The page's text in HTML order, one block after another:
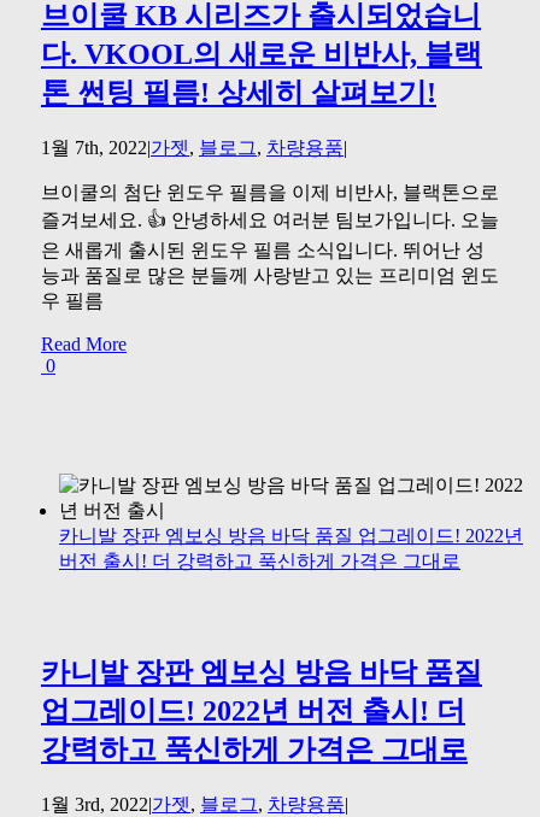
브이쿨 KB 시리즈가 출시되었습니
다. VKOOL의 새로운 비반사, 블랙
톤 썬팅 필름! 상세히 살펴보기!
1월 7th, 2022|가젯, 블로그, 차량용품|
브이쿨의 첨단 윈도우 필름을 이제 비반사, 블랙톤으로
즐겨보세요. 👍 안녕하세요 여러분 팀보가입니다. 오늘
은 새롭게 출시된 윈도우 필름 소식입니다. 뛰어난 성
능과 품질로 많은 분들께 사랑받고 있는 프리미엄 윈도
우 필름
Read More
0
카니발 장판 엠보싱 방음 바닥 품질 업그레이드! 2022년
버전 출시! 더 강력하고 푹신하게 가격은 그대로
카니발 장판 엠보싱 방음 바닥 품질
업그레이드! 2022년 버전 출시! 더
강력하고 푹신하게 가격은 그대로
1월 3rd, 2022|가젯, 블로그, 차량용품|